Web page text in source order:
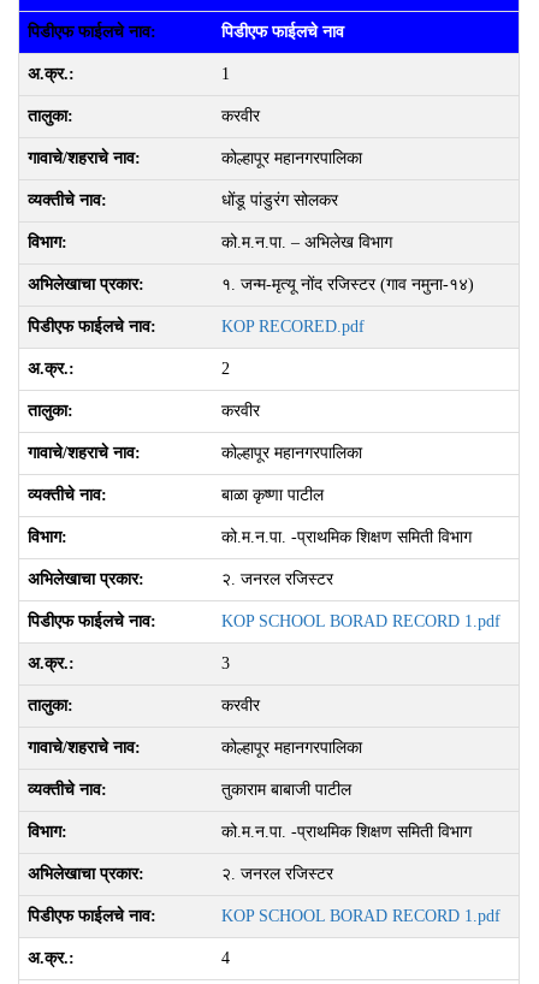
पिडीएफ फाईलचे नाव
1
करवीर
कोल्हापूर महानगरपालिका
धोंडू पांडुरंग सोलकर
को.म.न.पा. – अभिलेख विभाग
१. जन्‍म-मृत्‍यू नोंद रजिस्‍टर (गाव नमुना-१४)
KOP RECORED.pdf
2
करवीर
कोल्हापूर महानगरपालिका
बाळा कृष्णा पाटील
को.म.न.पा. -प्राथमिक शिक्षण समिती विभाग
२. जनरल रजिस्‍टर
KOP SCHOOL BORAD RECORD 1.pdf
3
करवीर
कोल्हापूर महानगरपालिका
तुकाराम बाबाजी पाटील
को.म.न.पा. -प्राथमिक शिक्षण समिती विभाग
२. जनरल रजिस्‍टर
KOP SCHOOL BORAD RECORD 1.pdf
4